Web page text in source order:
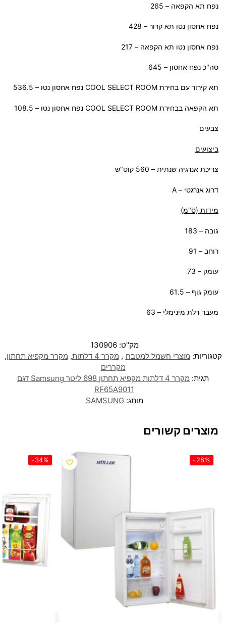
נפח תא הקפאה – 265
נפח אחסון נטו תא קרור – 428
נפח אחסון נטו תא הקפאה – 217
סה"כ נפח אחסון – 645
תא קירור עם בחירת COOL SELECT ROOM נפח אחסון נטו – 536.5
תא הקפאה בבחירת COOL SELECT ROOM נפח אחסון נטו – 108.5
צבעים
ביצועים
צריכת אנרגיה שנתית – 560 קוט"ש
דרוג אנרגטי – A
מידות (ס"מ)
גובה – 183
רוחב – 91
עומק – 73
עומק גוף – 61.5
מעבר דלת מינימלי – 63
מק"ט:130906
קטגוריות: מוצרי חשמל למטבח , מקרר 4 דלתות , מקרר מקפיא תחתון,
מקררים
תגית:
מקרר 4 דלתות ‏מקפיא תחתון 698 ליטר Samsung דגם
RF65A9011
מותג:SAMSUNG
מוצרים קשורים
-28%
-34%